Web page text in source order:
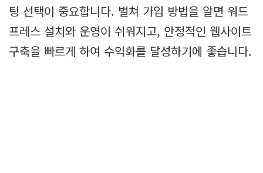
팅 선택이 중요합니다. 벌쳐 가입 방법을 알면 워드
프레스 설치와 운영이 쉬워지고, 안정적인 웹사이트
구축을 빠르게 하여 수익화를 달성하기에 좋습니다.